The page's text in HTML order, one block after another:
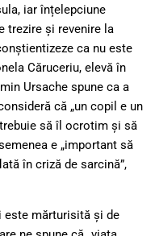
iar înțelepciune
trezire și revenire la
ca nu este
Căruceriu, elevă în
Ursache spune ca a
că „un copil e un
să îl ocrotim și să
e „important să
în criză de sarcină”,
este mărturisită și de